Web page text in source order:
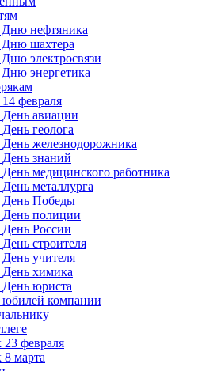
нефтяника
шахтера
электросвязи
энергетика
февраля
авиации
геолога
железнодорожника
знаний
медицинского работника
металлурга
День Победы
полиции
России
строителя
учителя
химика
юриста
компании
февраля
марта